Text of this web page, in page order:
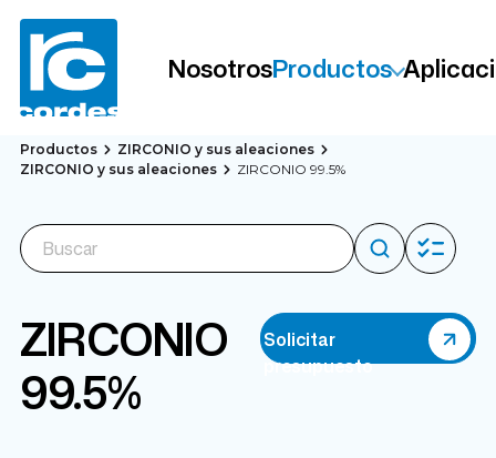
NosotrosProductos
Productos
ZIRCONIO y sus aleaciones
ZIRCONIO y sus aleaciones
ZIRCONIO 99.5%
ZIRCONIO
99.5%
Solicitar
presupuesto